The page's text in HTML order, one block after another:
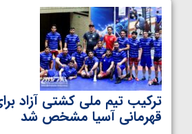
ترکیب تیم ملی کشتی آزاد
قهرمانی آسیا مشخص شد